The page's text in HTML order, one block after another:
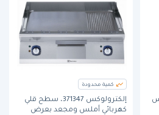
كمية محدودة
إلكترولوكس 371347، سطح قلي
كهربائي أملس ومجعد بعرض